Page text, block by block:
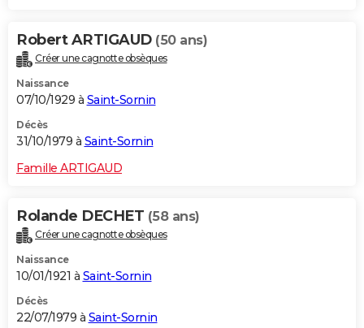
Robert ARTIGAUD (50 ans)
Créer une cagnotte obsèques
Naissance
07/10/1929 à Saint-Sornin
Décès
31/10/1979 à Saint-Sornin
Famille ARTIGAUD
Rolande DECHET (58 ans)
Créer une cagnotte obsèques
Naissance
10/01/1921 à Saint-Sornin
Décès
22/07/1979 à Saint-Sornin